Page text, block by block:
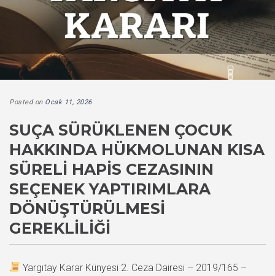
Posted on Ocak 11, 2026
SUÇA SÜRÜKLENEN ÇOCUK
HAKKINDA HÜKMOLUNAN KISA
SÜRELI HAPIS CEZASININ
SEÇENEK YAPTIRIMLARA
DÖNÜŞTÜRÜLMESI
GEREKLILIĞI
Yargıtay Karar Künyesi 2. Ceza Dairesi – 2019/165 –